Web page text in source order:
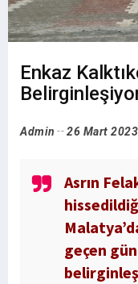
Enkaz
Admin 26 Mart 2023
Asrın
geçen